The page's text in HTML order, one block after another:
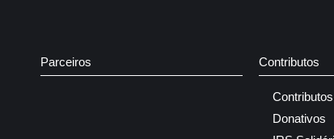
Parceiros Contributos
Contributos
Donativos